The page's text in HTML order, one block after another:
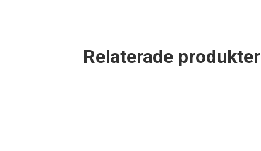
Relaterade produkter